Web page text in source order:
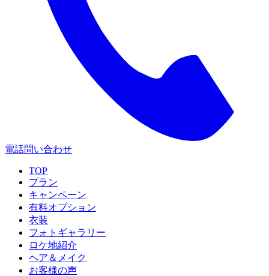
電話問い合わせ
TOP
プラン
キャンペーン
有料オプション
衣装
フォトギャラリー
ロケ地紹介
ヘア＆メイク
お客様の声